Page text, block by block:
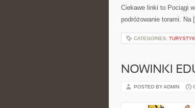
Ciekawe linki to Pociągi
podróżowanie torami. Na
CATEGORIES:
NOWINKI
POSTED BY ADMIN